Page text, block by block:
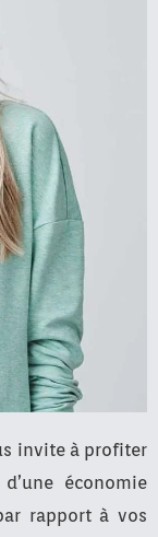
invite à profiter
économie
rapport à vos